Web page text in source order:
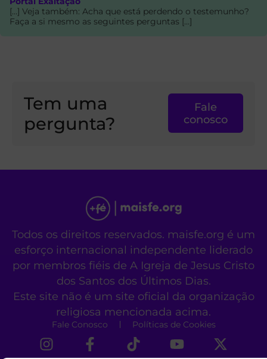
[…] Veja também: Acha que está perdendo o testemunho?
Faça a si mesmo as seguintes perguntas […]
Tem uma
pergunta?
Fale
conosco
Todos os direitos reservados. maisfe.org é um
esforço internacional independente liderado
por membros fiéis de A Igreja de Jesus Cristo
dos Santos dos Últimos Dias.
Este site não é um site oficial da organização
religiosa mencionada acima.
Fale Conosco Políticas de Cookies